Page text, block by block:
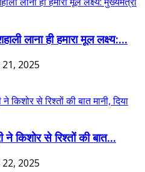
लाना ही हमारा मूल लक्ष्य:...
2025
किशोर से रिश्तों की बात...
2025